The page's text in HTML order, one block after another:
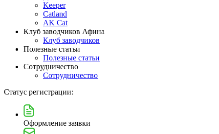
Keeper
Catland
AK Cat
Клуб заводчиков Афина
Клуб заводчиков
Полезные статьи
Полезные статьи
Сотрудничество
Сотрудничество
Статус регистрации:
Оформление заявки